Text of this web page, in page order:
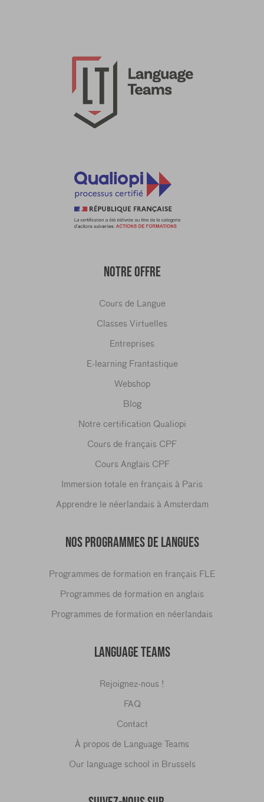
NOTRE OFFRE
Cours de Langue
Classes Virtuelles
Entreprises
E-learning Frantastique
Webshop
Blog
Notre certification Qualiopi
Cours de français CPF
Cours Anglais CPF
Immersion totale en français à Paris
Apprendre le néerlandais à Amsterdam
NOS PROGRAMMES DE LANGUES
Programmes de formation en français FLE
Programmes de formation en anglais
Programmes de formation en néerlandais
LANGUAGE TEAMS
Rejoignez-nous !
FAQ
Contact
À propos de Language Teams
Our language school in Brussels